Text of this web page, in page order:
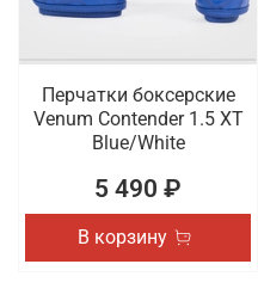
Перчатки боксерские
Venum Contender 1.5 XT
Blue/White
5 490 ₽
В корзину